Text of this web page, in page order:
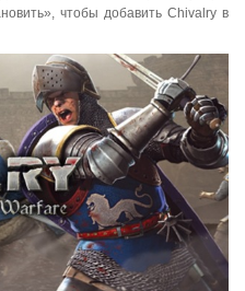
чтобы добавить Chivalry в